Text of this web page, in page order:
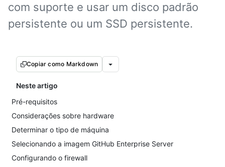
com suporte e usar um disco padrão
persistente ou um SSD persistente.
Copiar como Markdown
Neste artigo
Pré-requisitos
Considerações sobre hardware
Determinar o tipo de máquina
Selecionando a imagem GitHub Enterprise Server
Configurando o firewall